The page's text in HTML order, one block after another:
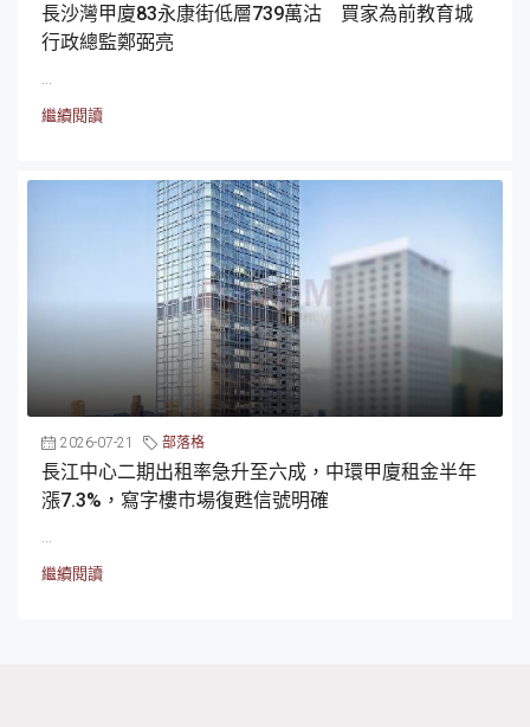
長沙灣甲廈83永康街低層739萬沽 買家為前教育城
行政總監鄭弼亮
繼續閱讀
2026-07-21 部落格
長江中心二期出租率急升至六成，中環甲廈租金半年
漲7.3%，寫字樓市場復甦信號明確
繼續閱讀